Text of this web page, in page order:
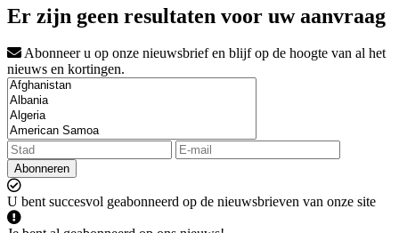
Er zijn geen resultaten voor uw aanvraag
Abonneer u op onze nieuwsbrief en blijf op de hoogte van al het
nieuws en kortingen.
Abonneren
U bent succesvol geabonneerd op de nieuwsbrieven van onze site